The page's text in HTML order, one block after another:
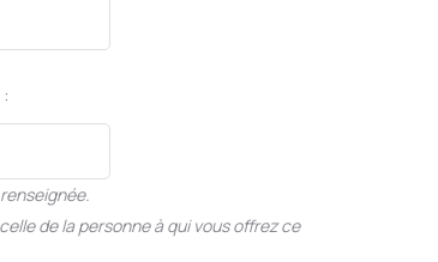
de la personne à qui vous offrez ce